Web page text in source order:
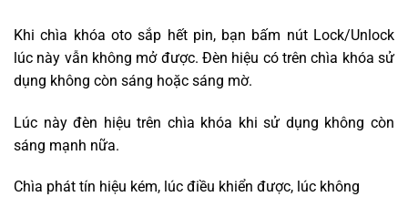
Khi chìa khóa oto sắp hết pin, bạn bấm nút Lock/Unlock
lúc này vẫn không mở được. Đèn hiệu có trên chìa khóa sử
dụng không còn sáng hoặc sáng mờ.
Lúc này đèn hiệu trên chìa khóa khi sử dụng không còn
sáng mạnh nữa.
Chìa phát tín hiệu kém, lúc điều khiển được, lúc không